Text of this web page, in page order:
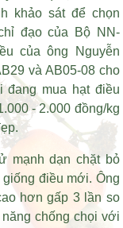
khảo sát để chọn
đạo của Bộ NN-
của ông Nguyễn
và AB05-08 cho
đang mua hạt điều
- 2.000 đồng/kg
mạnh dạn chặt bỏ
điều mới. Ông
hơn gấp 3 lần so
chống chọi với